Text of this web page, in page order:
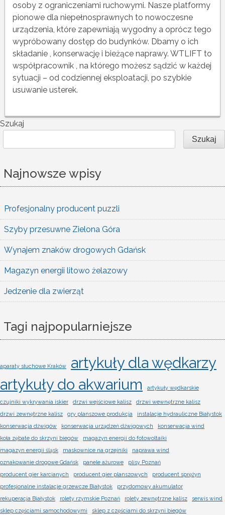
osoby z ograniczeniami ruchowymi. Nasze platformy
pionowe dla niepełnosprawnych to nowoczesne
urządzenia, które zapewniają wygodny a oprócz tego
wypróbowany dostęp do budynków. Dbamy o ich
składanie , konserwację i bieżące naprawy. WTLIFT to
współpracownik , na którego możesz sądzić w każdej
sytuacji – od codziennej eksploatacji, po szybkie
usuwanie usterek.
Szukaj
Szukaj
Najnowsze wpisy
Profesjonalny producent puzzli
Szyby przesuwne Zielona Góra
Wynajem znaków drogowych Gdańsk
Magazyn energii litowo żelazowy
Jedzenie dla zwierząt
Tagi najpopularniejsze
aparaty słuchowe Kraków
artykuły dla wędkarzy
artykuły do akwarium
artykuły wędkarskie
czujniki wykrywania iskier drzwi wejściowe kalisz
drzwi wewnętrzne kalisz
drzwi zewnętrzne kalisz
gry planszowe produkcja
instalacje hydrauliczne Białystok
konserwacja dźwigów
konserwacja urządzeń dźwigowych
konserwacja wind
koła zębate do skrzyni biegów
magazyn energii do fotowoltaiki
magazyn energii śląsk
maskownice na grzejniki
naprawa wind
oznakowanie drogowe Gdańsk
panele ażurowe
plisy Poznań
producent gier karcianych
producent gier planszowych
producent sprężyn
profesjonalne instalacje grzewcze Białystok
przydomowy akumulator
rekuperacja Białystok
rolety rzymskie Poznań rolety zewnętrzne kalisz
serwis wind
sklep częściami samochodowymi
sklep z częściami do skrzyni biegów